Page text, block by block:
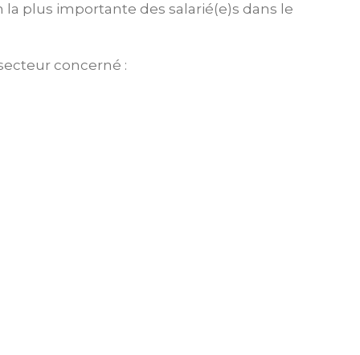
la plus importante des salarié(e)s dans le
concerné :